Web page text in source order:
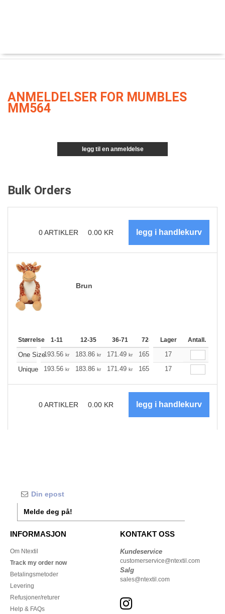
ANMELDELSER FOR MUMBLES
MM564
legg til en anmeldelse
Bulk Orders
0ARTIKLER 0.00 KR
Brun
Størrelse 1-11 12-35 36-71 72-143 144-287
Lager Antall.
One Size193.56 kr 183.86 kr 171.49 kr 165.91 157.66
17
Unique
193.56 kr 183.86 kr 171.49 kr 165.91 157.66
17
0ARTIKLER 0.00 KR
Melde deg på!
INFORMASJON
Om Ntextil
Track my order now
Betalingsmetoder
Levering
Refusjoner/returer
Help & FAQs
KONTAKT OSS
Kundeservice
customerservice@ntextil.com
Salg
sales@ntextil.com